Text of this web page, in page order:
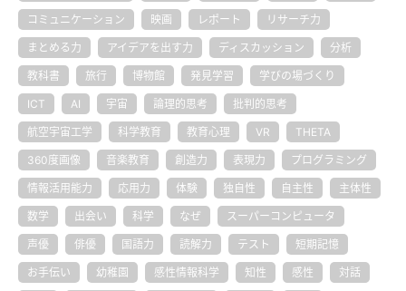
コミュニケーション 映画 レポート リサーチ力
まとめる力 アイデアを出す力 ディスカッション 分析
教科書 旅行 博物館 発見学習 学びの場づくり
ICT AI 宇宙 論理的思考 批判的思考
航空宇宙工学 科学教育 教育心理 VR THETA
360度画像 音楽教育 創造力 表現力 プログラミング
情報活用能力 応用力 体験 独自性 自主性 主体性
数学 出会い 科学 なぜ スーパーコンピュータ
声優 俳優 国語力 読解力 テスト 短期記憶
お手伝い 幼稚園 感性情報科学 知性 感性 対話